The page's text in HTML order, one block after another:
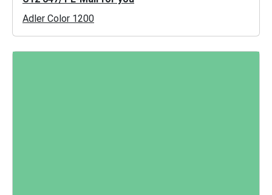
Adler Color 1200